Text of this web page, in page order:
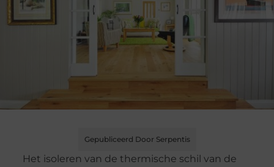
Gepubliceerd Door Serpentis
Het isoleren van de thermische schil van de